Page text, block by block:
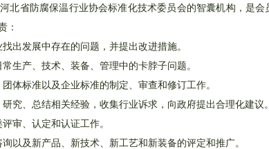
北省防腐保温行业协会标准化技术委员会的智囊机构，是
：
出发展中存在的问题，并提出改进措施。
生产、技术、装备、管理中的卡脖子问题。
体标准以及企业标准的制定、审查和修订工作。
究、总结相关经验，收集行业诉求，向政府提出合理化建议。
审、认定和认证工作。
以及新产品、新技术、新工艺和新装备的评定和推广。